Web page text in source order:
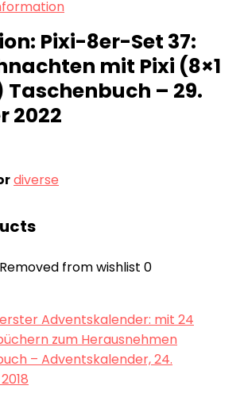
Pixi-8er-Set 37:
mit Pixi (8×1
– 29.
2022
diverse
Removed from wishlist 0